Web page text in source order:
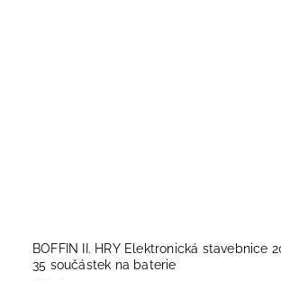
BOFFIN II. HRY Elektronická stavebnice
35 součástek na baterie